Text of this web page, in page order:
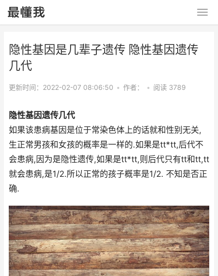
隐性基因是几辈子遗传 隐性基因遗传
几代
更新时间：2022-02-07 08:06:50 • 作者： • 阅读 3789
隐性基因遗传几代
如果该患病基因是位于常染色体上的话就和性别无关,
生正常男孩和女孩的概率是一样的.如果是tt*tt,后代不
会患病,因为是隐性遗传,如果是tt*tt,则后代只有tt和tt,tt
就会患病,是1/2.所以正常的孩子概率是1/2. 不知是否正
确.